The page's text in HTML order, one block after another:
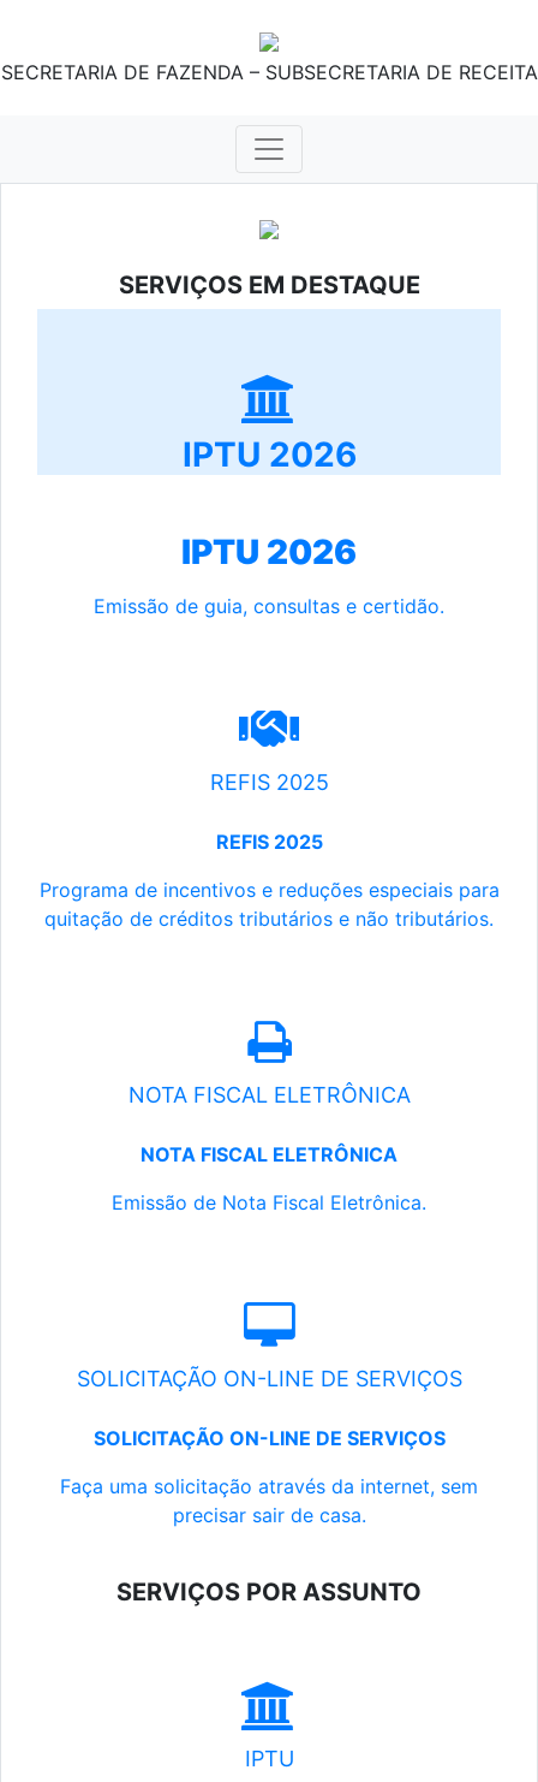
SECRETARIA DE FAZENDA – SUBSECRETARIA DE RECEITA
SERVIÇOS EM DESTAQUE
IPTU 2026
IPTU 2026
Emissão de guia, consultas e certidão.
REFIS 2025
REFIS 2025
Programa de incentivos e reduções especiais para
quitação de créditos tributários e não tributários.
NOTA FISCAL ELETRÔNICA
NOTA FISCAL ELETRÔNICA
Emissão de Nota Fiscal Eletrônica.
SOLICITAÇÃO ON-LINE DE SERVIÇOS
SOLICITAÇÃO ON-LINE DE SERVIÇOS
Faça uma solicitação através da internet, sem
precisar sair de casa.
SERVIÇOS POR ASSUNTO
IPTU